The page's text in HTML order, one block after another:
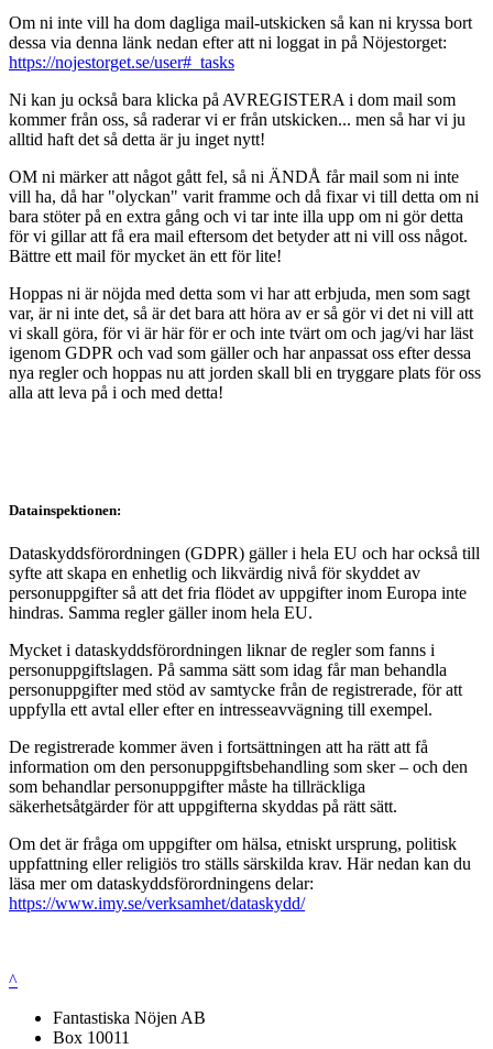
Om ni inte vill ha dom dagliga mail-utskicken så kan ni kryssa bort
dessa via denna länk nedan efter att ni loggat in på Nöjestorget:
https://nojestorget.se/user#_tasks
Ni kan ju också bara klicka på AVREGISTERA i dom mail som
kommer från oss, så raderar vi er från utskicken... men så har vi ju
alltid haft det så detta är ju inget nytt!
OM ni märker att något gått fel, så ni ÄNDÅ får mail som ni inte
vill ha, då har "olyckan" varit framme och då fixar vi till detta om ni
bara stöter på en extra gång och vi tar inte illa upp om ni gör detta
för vi gillar att få era mail eftersom det betyder att ni vill oss något.
Bättre ett mail för mycket än ett för lite!
Hoppas ni är nöjda med detta som vi har att erbjuda, men som sagt
var, är ni inte det, så är det bara att höra av er så gör vi det ni vill att
vi skall göra, för vi är här för er och inte tvärt om och jag/vi har läst
igenom GDPR och vad som gäller och har anpassat oss efter dessa
nya regler och hoppas nu att jorden skall bli en tryggare plats för oss
alla att leva på i och med detta!
Datainspektionen:
Dataskyddsförordningen (GDPR) gäller i hela EU och har också till
syfte att skapa en enhetlig och likvärdig nivå för skyddet av
personuppgifter så att det fria flödet av uppgifter inom Europa inte
hindras. Samma regler gäller inom hela EU.
Mycket i dataskyddsförordningen liknar de regler som fanns i
personuppgiftslagen. På samma sätt som idag får man behandla
personuppgifter med stöd av samtycke från de registrerade, för att
uppfylla ett avtal eller efter en intresseavvägning till exempel.
De registrerade kommer även i fortsättningen att ha rätt att få
information om den personuppgiftsbehandling som sker – och den
som behandlar personuppgifter måste ha tillräckliga
säkerhetsåtgärder för att uppgifterna skyddas på rätt sätt.
Om det är fråga om uppgifter om hälsa, etniskt ursprung, politisk
uppfattning eller religiös tro ställs särskilda krav. Här nedan kan du
läsa mer om dataskyddsförordningens delar:
https://www.imy.se/verksamhet/dataskydd/
^
Fantastiska Nöjen AB
Box 10011